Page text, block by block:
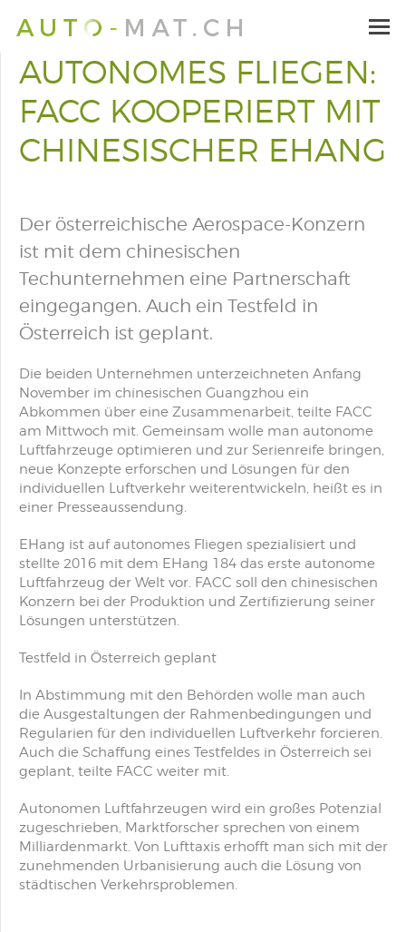
AUTONOMES FLIEGEN:
FACC KOOPERIERT MIT
CHINESISCHER EHANG
Der österreichische Aerospace-Konzern
ist mit dem chinesischen
Techunternehmen eine Partnerschaft
eingegangen. Auch ein Testfeld in
Österreich ist geplant.
Die beiden Unternehmen unterzeichneten Anfang
November im chinesischen Guangzhou ein
Abkommen über eine Zusammenarbeit, teilte FACC
am Mittwoch mit. Gemeinsam wolle man autonome
Luftfahrzeuge optimieren und zur Serienreife bringen,
neue Konzepte erforschen und Lösungen für den
individuellen Luftverkehr weiterentwickeln, heißt es in
einer Presseaussendung.
EHang ist auf autonomes Fliegen spezialisiert und
stellte 2016 mit dem EHang 184 das erste autonome
Luftfahrzeug der Welt vor. FACC soll den chinesischen
Konzern bei der Produktion und Zertifizierung seiner
Lösungen unterstützen.
Testfeld in Österreich geplant
In Abstimmung mit den Behörden wolle man auch
die Ausgestaltungen der Rahmenbedingungen und
Regularien für den individuellen Luftverkehr forcieren.
Auch die Schaffung eines Testfeldes in Österreich sei
geplant, teilte FACC weiter mit.
Autonomen Luftfahrzeugen wird ein großes Potenzial
zugeschrieben, Marktforscher sprechen von einem
Milliardenmarkt. Von Lufttaxis erhofft man sich mit der
zunehmenden Urbanisierung auch die Lösung von
städtischen Verkehrsproblemen.